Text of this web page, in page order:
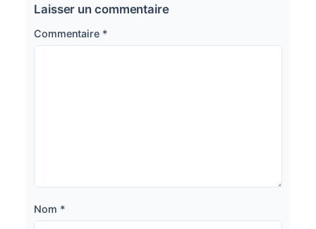
Laisser un commentaire
Commentaire *
Nom *